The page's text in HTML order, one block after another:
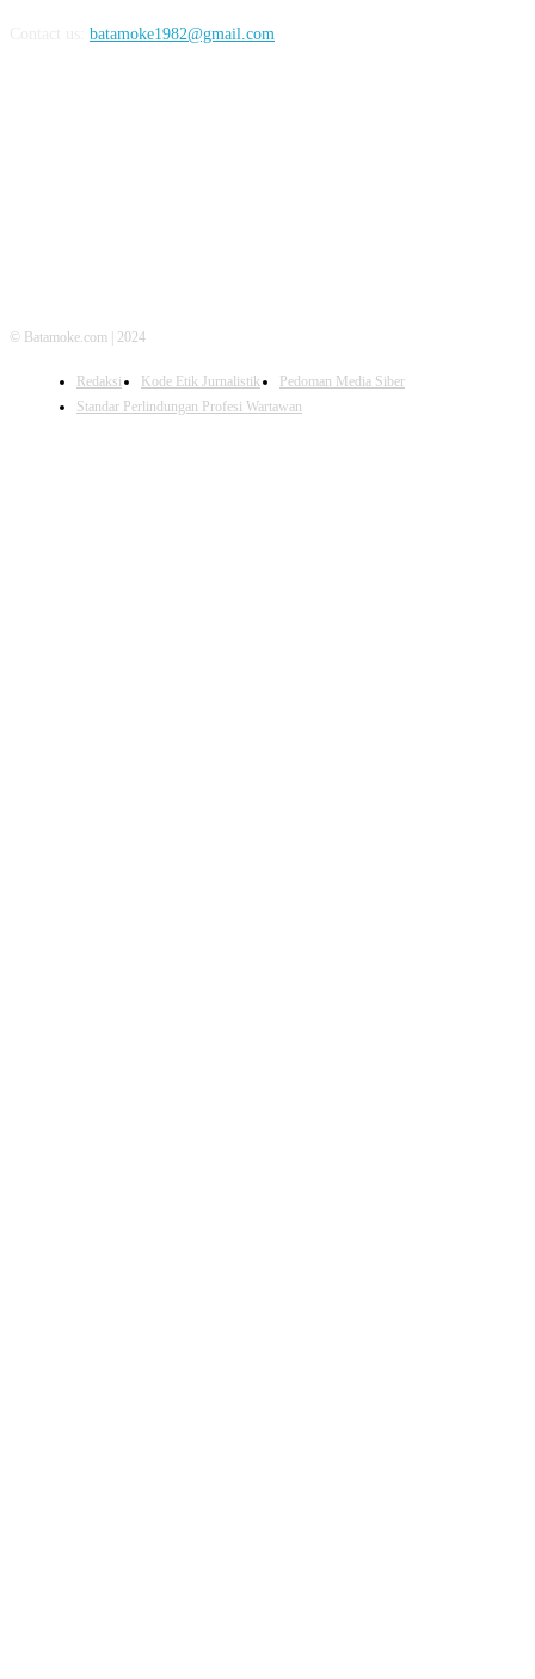
batamoke1982@gmail.com
© Batamoke.com | 2024
Redaksi Kode Etik Jurnalistik
Pedoman Media Siber
Standar Perlindungan Profesi Wartawan